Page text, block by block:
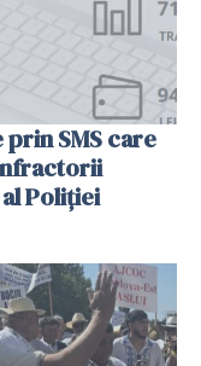
SMS care
Poliției